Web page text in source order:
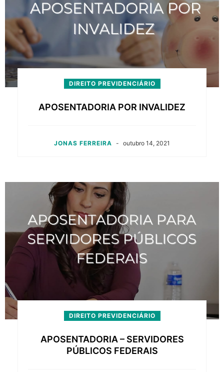
DIREITO PREVIDENCIÁRIO
APOSENTADORIA POR INVALIDEZ
JONAS FERREIRA - outubro 14, 2021
DIREITO PREVIDENCIÁRIO
APOSENTADORIA – SERVIDORES
PÚBLICOS FEDERAIS